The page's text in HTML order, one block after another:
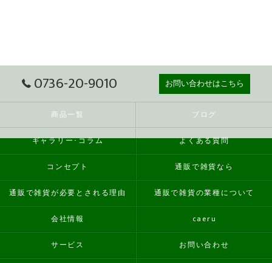
0736-20-9010 お問い合わせはこちら
商品一覧 ブログ
ギャラリー･コラム よくある質問
コンセプト 通販で雑貨なら
通販で雑貨が必要とされる理由 通販で雑貨の業種について
会社情報 caeru
サービス お問い合わせ